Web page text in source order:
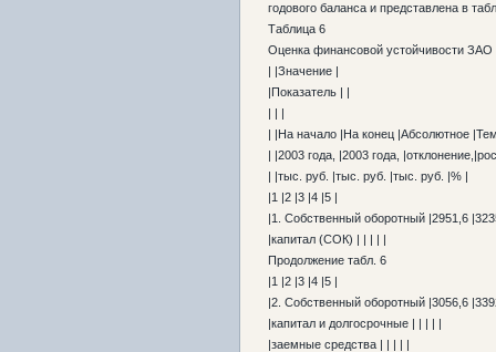
годового баланса и представлена в
Таблица 6
Оценка финансовой устойчивости
| |Значение |
|Показатель | |
| | |
| |На начало |На конец |Абсолютное
| |2003 года, |2003 года,
| |тыс. руб. |тыс. руб. |тыс. руб. |% |
|1 |2 |3 |4 |5 |
|1. Собственный оборотный |2951,6
|капитал (СОК) | | | | |
Продолжение табл. 6
|1 |2 |3 |4 |5 |
|2. Собственный оборотный |3056,6
|капитал и долгосрочные | | | | |
|заемные средства | | | | |